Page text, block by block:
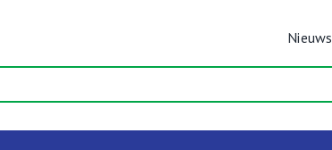
Nieuws